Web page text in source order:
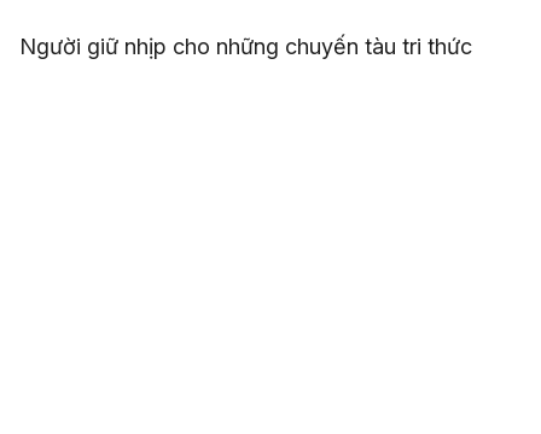
Người giữ nhịp cho những chuyến tàu tri thức